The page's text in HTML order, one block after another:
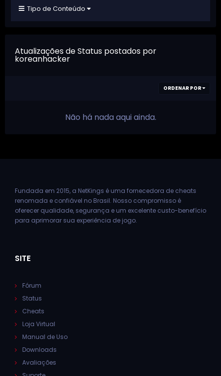
Tipo de Conteúdo
Atualizações de Status postados por
koreanhacker
ORDENAR POR
Não há nada aqui ainda.
Fundada em 2015, a NetKings é uma fornecedora de cheats
renomada e confiável no Brasil. Nosso compromisso é
oferecer qualidade, segurança e um excelente custo-benefício
para aprimorar sua experiência de jogo.
SITE
Fórum
Status
Cheats
Loja Virtual
Manual de Uso
Downloads
Avaliações